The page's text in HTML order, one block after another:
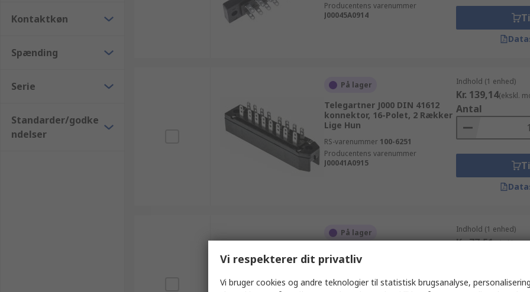
Kontaktkøn
Spænding
Serie
Standarder/godke
ndelser
Producentens varenummer
J00045A0914
På lager
Telegartner J000 DIN 41612
konnektor, 16-Polet, 2 Rækker
Lige Hun
RS-varenummer 100-6251
Producentens varenummer
J00041A0915
Indhold (1 enhed)
Kr. 139,14(ekskl.
Antal
På lager
Telegartner J000 DIN 41612
konnektor, 8-Polet, 2 Rækker
RS-varenummer
Indhold (1 enhed)
Kr. 77,51(ekskl.
Vi respekterer dit privatliv
Vi bruger cookies og andre teknologier til statistisk brugsanalyse,